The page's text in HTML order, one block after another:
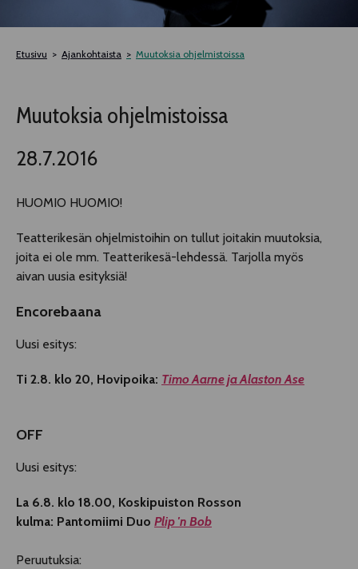
TELTTALAB
TAPAHTUMIEN YÖ
Etusivu Ajankohtaista Muutoksia ohjelmistoissa
Muutoksia ohjelmistoissa
28.7.2016
HUOMIO HUOMIO!
Teatterikesän ohjelmistoihin on tullut joitakin muutoksia,
joita ei ole mm. Teatterikesä-lehdessä. Tarjolla myös
aivan uusia esityksiä!
Encorebaana
Uusi esitys:
Ti 2.8. klo 20, Hovipoika: Timo Aarne ja Alaston Ase
OFF
Uusi esitys:
La 6.8. klo 18.00, Koskipuiston Rosson
kulma: Pantomiimi Duo Plip 'n Bob
Peruutuksia: